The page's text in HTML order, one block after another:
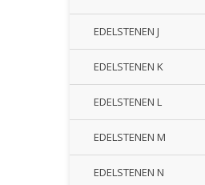
EDELSTENEN J
EDELSTENEN K
EDELSTENEN L
EDELSTENEN M
EDELSTENEN N